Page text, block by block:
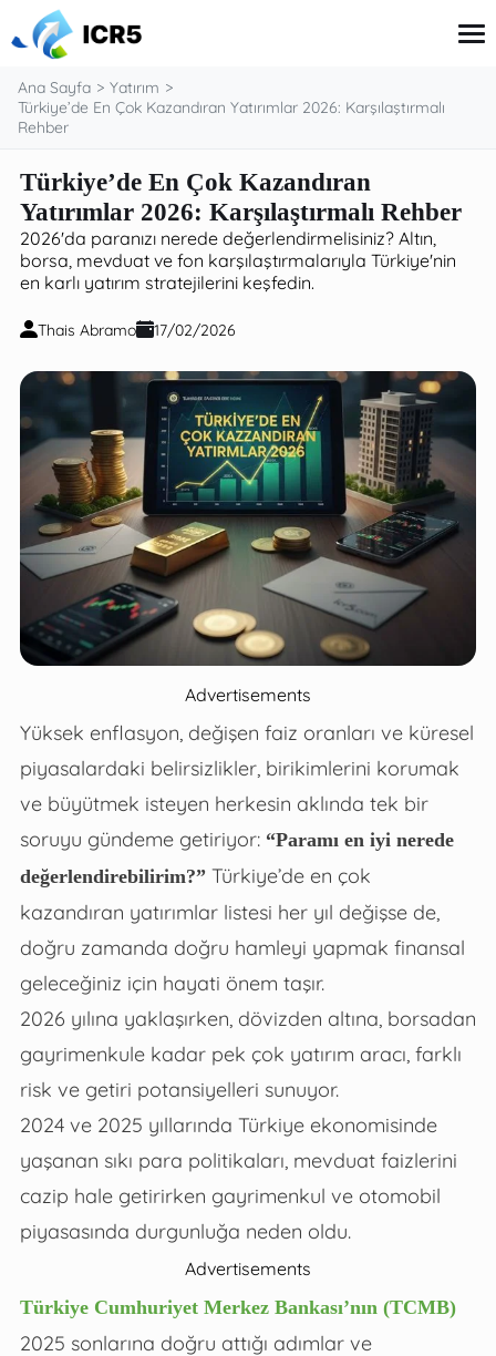
Finanslar
Banka Kredileri
Sigorta
Yatırım
Emeklilik
Ana Sayfa
Yatırım
Türkiye’de En Çok Kazandıran Yatırımlar 2026: Karşılaştırmalı
Rehber
Türkiye’de En Çok Kazandıran
Yatırımlar 2026: Karşılaştırmalı Rehber
2026'da paranızı nerede değerlendirmelisiniz? Altın,
borsa, mevduat ve fon karşılaştırmalarıyla Türkiye'nin
en karlı yatırım stratejilerini keşfedin.
Thais Abramo 17/02/2026
Advertisements
Yüksek enflasyon, değişen faiz oranları ve küresel
piyasalardaki belirsizlikler, birikimlerini korumak
ve büyütmek isteyen herkesin aklında tek bir
soruyu gündeme getiriyor: “Paramı en iyi nerede
değerlendirebilirim?” Türkiye’de en çok
kazandıran yatırımlar listesi her yıl değişse de,
doğru zamanda doğru hamleyi yapmak finansal
geleceğiniz için hayati önem taşır.
2026 yılına yaklaşırken, dövizden altına, borsadan
gayrimenkule kadar pek çok yatırım aracı, farklı
risk ve getiri potansiyelleri sunuyor.
2024 ve 2025 yıllarında Türkiye ekonomisinde
yaşanan sıkı para politikaları, mevduat faizlerini
cazip hale getirirken gayrimenkul ve otomobil
piyasasında durgunluğa neden oldu.
Advertisements
Türkiye Cumhuriyet Merkez Bankası’nın (TCMB)
2025 sonlarına doğru attığı adımlar ve